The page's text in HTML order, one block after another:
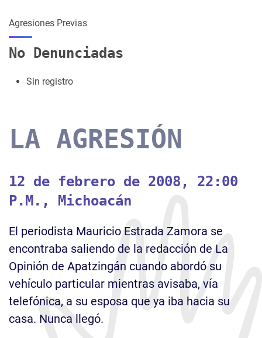
Agresiones Previas
No Denunciadas
Sin registro
LA AGRESIÓN
12 de febrero de 2008, 22:00
P.M., Michoacán
El periodista Mauricio Estrada Zamora se
encontraba saliendo de la redacción de La
Opinión de Apatzingán cuando abordó su
vehículo particular mientras avisaba, vía
telefónica, a su esposa que ya iba hacia su
casa. Nunca llegó.